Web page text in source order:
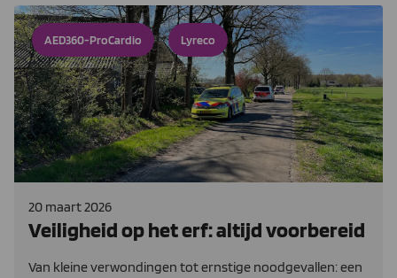
AED360-ProCardio Lyreco
20 maart 2026
Veiligheid op het erf: altijd voorbereid
Van kleine verwondingen tot ernstige noodgevallen: een